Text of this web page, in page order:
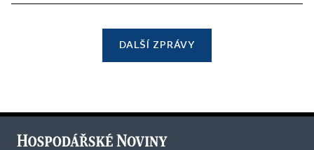
DALŠÍ ZPRÁVY